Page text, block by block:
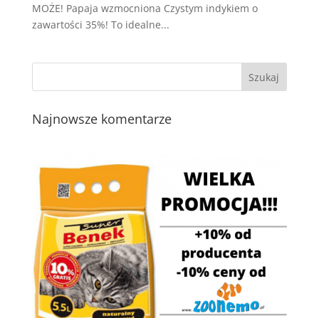
MOŻE! Papaja wzmocniona Czystym indykiem o
zawartości 35%! To idealne...
Najnowsze komentarze